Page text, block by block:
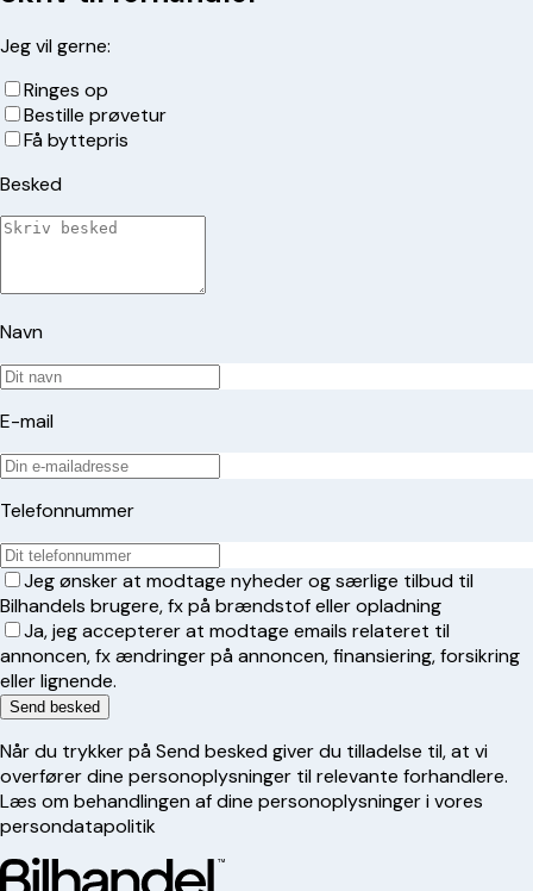
Jeg vil gerne:
Ringes op
Bestille prøvetur
Få byttepris
Besked
Navn
E-mail
Telefonnummer
Jeg ønsker at modtage nyheder og særlige tilbud til
Bilhandels brugere, fx på brændstof eller opladning
Ja, jeg accepterer at modtage emails relateret til
annoncen, fx ændringer på annoncen, finansiering, forsikring
eller lignende.
Send besked
Når du trykker på Send besked giver du tilladelse til, at vi
overfører dine personoplysninger til relevante forhandlere.
Læs om behandlingen af dine personoplysninger i vores
persondatapolitik